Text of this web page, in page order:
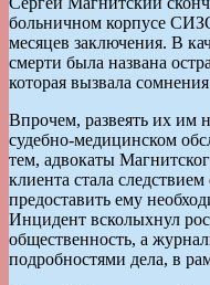
больничном корпусе
месяцев заключения. В
смерти была названа
которая вызвала
Впрочем, развеять их им
судебно-медицинском
тем, адвокаты
клиента стала
предоставить ему
Инцидент всколыхнул
общественность, а
подробностями дела, в